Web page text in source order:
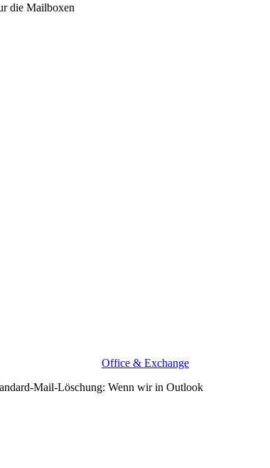
die Mailboxen
Office & Exchange
Mail-Löschung: Wenn wir in Outlook